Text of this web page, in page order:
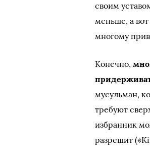
своим
меньше, а
многому
Конечно,
мусульман,
требуют
избранник
разрешит